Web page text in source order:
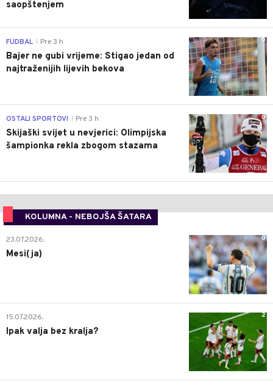
saopštenjem
0
FUDBAL Pre 3 h
Bajer ne gubi vrijeme: Stigao jedan od
najtraženijih lijevih bekova
0
OSTALI SPORTOVI Pre 3 h
Skijaški svijet u nevjerici: Olimpijska
šampionka rekla zbogom stazama
KOLUMNA - NEBOJŠA ŠATARA
0
23.07.2026.
Mesi(ja)
2
15.07.2026.
Ipak valja bez kralja?